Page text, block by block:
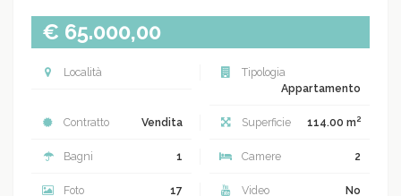
€ 65.000,00
Località
Tipologia
Appartamento
Contratto Vendita Superficie 114.00 m2
Bagni 1 Camere 2
Foto 17 Video No